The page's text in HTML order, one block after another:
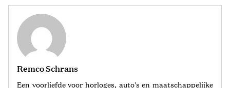
Remco Schrans
Een voorliefde voor horloges, auto's en maatschappelijke